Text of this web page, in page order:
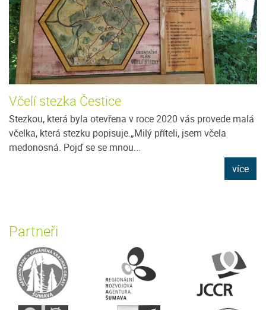
Včelí stezka Čestice
Stezkou, která byla otevřena v roce 2020 vás provede malá
včelka, která stezku popisuje.„Milý příteli, jsem včela
medonosná. Pojď se se mnou...
více
Partneři